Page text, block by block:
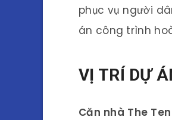
phục vụ người
án công trình
VỊ TRÍ DỰ
Căn nhà The Ten